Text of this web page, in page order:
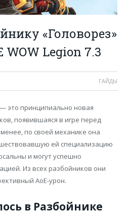
«Головорез»
WOW Legion 7.3
ГАЙДЫ
это принципиально новая
появившаяся в игре перед
по своей механике она
ей специализацию
и могут успешно
Из всех разбойников они
АоЕ-урон.
в Разбойнике